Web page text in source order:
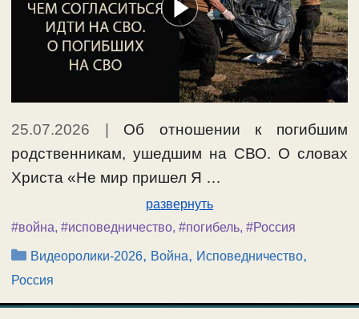
25.07.2026 | Об отношении к погибшим
родственникам, ушедшим на СВО. О словах
Христа «Не мир пришел Я …
развернуть
#война, #исповедничество, #погибель, #Россия
Рубрики
Видеоролики-2026, Война, Исповедничество,
Россия